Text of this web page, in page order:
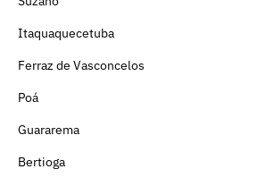
Itaquaquecetuba
Ferraz de Vasconcelos
Poá
Guararema
Bertioga